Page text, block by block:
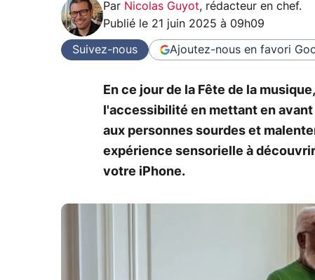
Par Nicolas Guyot, rédacteur en chef.
Publié le 21 juin 2025 à 09h09
Suivez-nous Ajoutez-nous en favori
En ce jour de la Fête de la
l'accessibilité en mettant en avant
aux personnes sourdes et
expérience sensorielle à
votre iPhone.